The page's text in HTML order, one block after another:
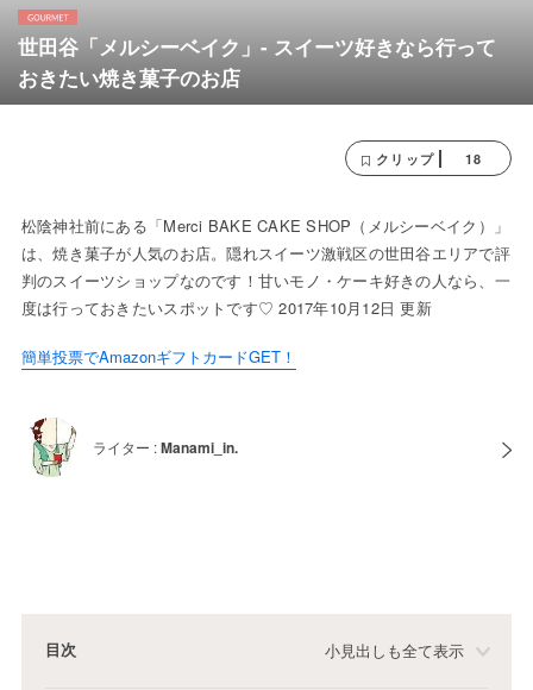
世田谷「メルシーベイク」- スイーツ好きなら行って
おきたい焼き菓子のお店
クリップ 18
松陰神社前にある「Merci BAKE CAKE SHOP（メルシーベイク）」
は、焼き菓子が人気のお店。隠れスイーツ激戦区の世田谷エリアで評
判のスイーツショップなのです！甘いモノ・ケーキ好きの人なら、一
度は行っておきたいスポットです♡ 2017年10月12日 更新
簡単投票でAmazonギフトカードGET！
ライター :Manami_in.
目次 小見出しも全て表示